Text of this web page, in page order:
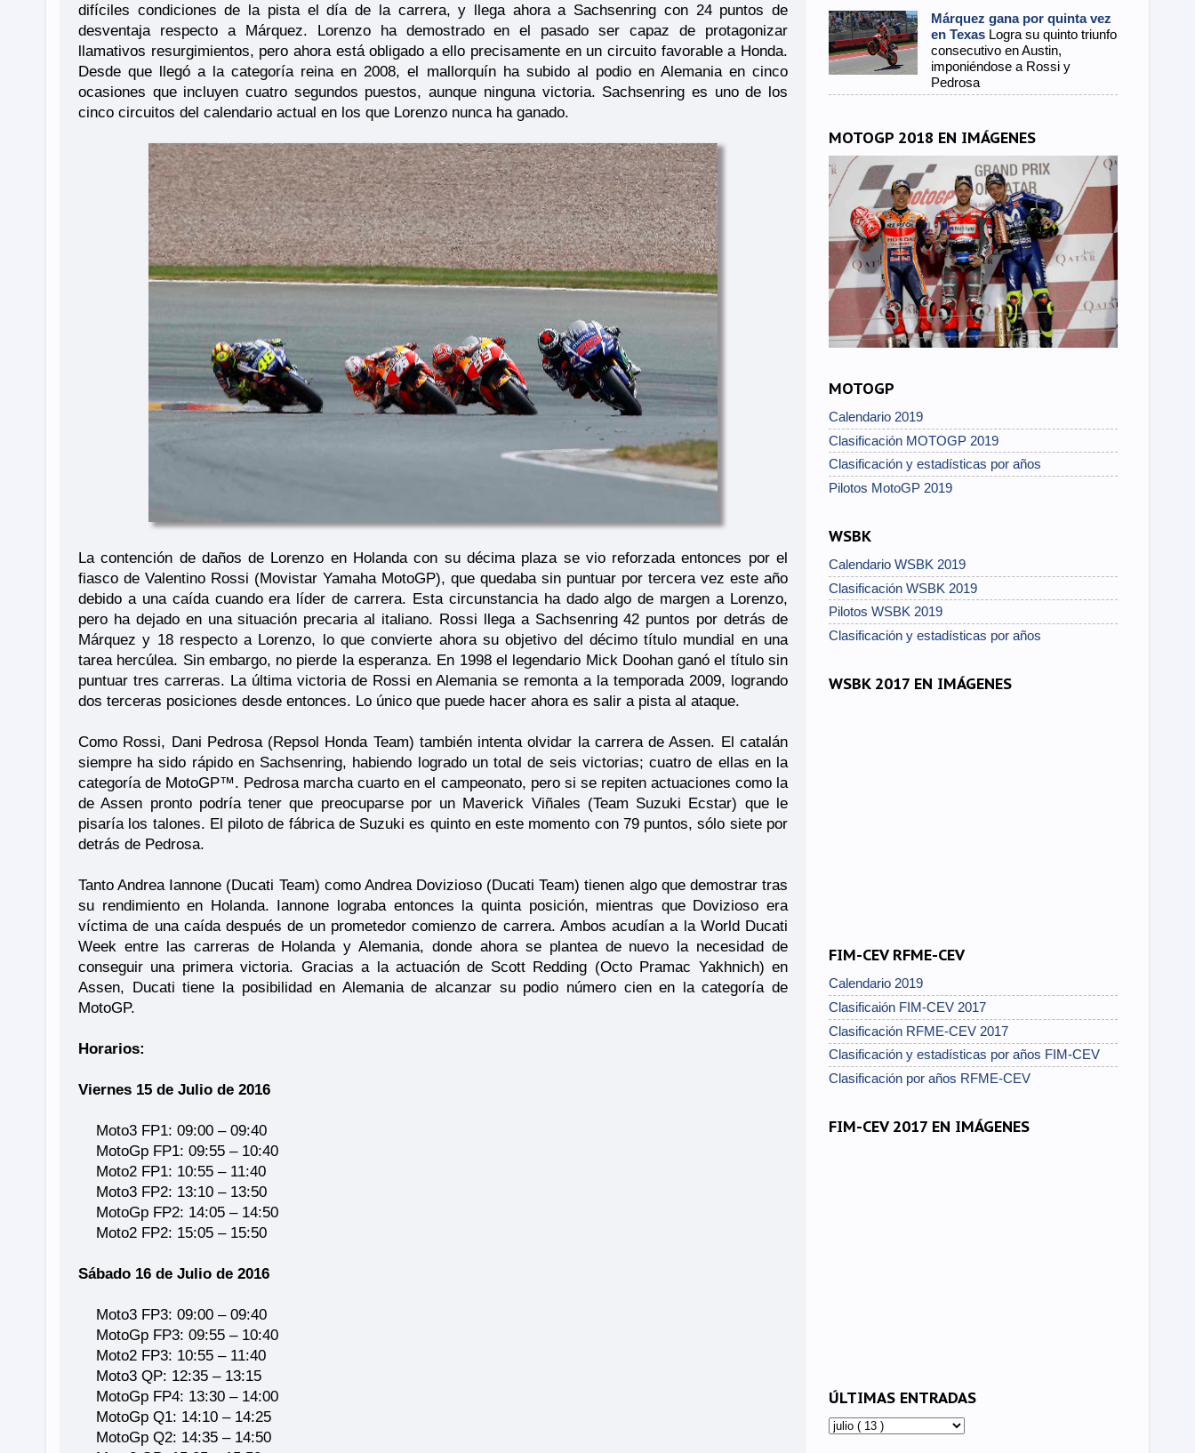
difíciles condiciones de la pista el día de la carrera, y llega ahora a Sachsenring con 24 puntos de
desventaja respecto a Márquez. Lorenzo ha demostrado en el pasado ser capaz de protagonizar
llamativos resurgimientos, pero ahora está obligado a ello precisamente en un circuito favorable a Honda.
Desde que llegó a la categoría reina en 2008, el mallorquín ha subido al podio en Alemania en cinco
ocasiones que incluyen cuatro segundos puestos, aunque ninguna victoria. Sachsenring es uno de los
cinco circuitos del calendario actual en los que Lorenzo nunca ha ganado.
La contención de daños de Lorenzo en Holanda con su décima plaza se vio reforzada entonces por el
fiasco de Valentino Rossi (Movistar Yamaha MotoGP), que quedaba sin puntuar por tercera vez este año
debido a una caída cuando era líder de carrera. Esta circunstancia ha dado algo de margen a Lorenzo,
pero ha dejado en una situación precaria al italiano. Rossi llega a Sachsenring 42 puntos por detrás de
Márquez y 18 respecto a Lorenzo, lo que convierte ahora su objetivo del décimo título mundial en una
tarea hercúlea. Sin embargo, no pierde la esperanza. En 1998 el legendario Mick Doohan ganó el título sin
puntuar tres carreras. La última victoria de Rossi en Alemania se remonta a la temporada 2009, logrando
dos terceras posiciones desde entonces. Lo único que puede hacer ahora es salir a pista al ataque.
Como Rossi, Dani Pedrosa (Repsol Honda Team) también intenta olvidar la carrera de Assen. El catalán
siempre ha sido rápido en Sachsenring, habiendo logrado un total de seis victorias; cuatro de ellas en la
categoría de MotoGP™. Pedrosa marcha cuarto en el campeonato, pero si se repiten actuaciones como la
de Assen pronto podría tener que preocuparse por un Maverick Viñales (Team Suzuki Ecstar) que le
pisaría los talones. El piloto de fábrica de Suzuki es quinto en este momento con 79 puntos, sólo siete por
detrás de Pedrosa.
Tanto Andrea Iannone (Ducati Team) como Andrea Dovizioso (Ducati Team) tienen algo que demostrar tras
su rendimiento en Holanda. Iannone lograba entonces la quinta posición, mientras que Dovizioso era
víctima de una caída después de un prometedor comienzo de carrera. Ambos acudían a la World Ducati
Week entre las carreras de Holanda y Alemania, donde ahora se plantea de nuevo la necesidad de
conseguir una primera victoria. Gracias a la actuación de Scott Redding (Octo Pramac Yakhnich) en
Assen, Ducati tiene la posibilidad en Alemania de alcanzar su podio número cien en la categoría de
MotoGP.
Horarios:
Viernes 15 de Julio de 2016
Moto3 FP1: 09:00 – 09:40
MotoGp FP1: 09:55 – 10:40
Moto2 FP1: 10:55 – 11:40
Moto3 FP2: 13:10 – 13:50
MotoGp FP2: 14:05 – 14:50
Moto2 FP2: 15:05 – 15:50
Sábado 16 de Julio de 2016
Moto3 FP3: 09:00 – 09:40
MotoGp FP3: 09:55 – 10:40
Moto2 FP3: 10:55 – 11:40
Moto3 QP: 12:35 – 13:15
MotoGp FP4: 13:30 – 14:00
MotoGp Q1: 14:10 – 14:25
MotoGp Q2: 14:35 – 14:50
Márquez gana por quinta vez
en Texas Logra su quinto triunfo
consecutivo en Austin,
imponiéndose a Rossi y
Pedrosa
MOTOGP 2018 EN IMÁGENES
MOTOGP
Calendario 2019
Clasificación MOTOGP 2019
Clasificación y estadísticas por años
Pilotos MotoGP 2019
WSBK
Calendario WSBK 2019
Clasificación WSBK 2019
Pilotos WSBK 2019
Clasificación y estadísticas por años
WSBK 2017 EN IMÁGENES
FIM-CEV RFME-CEV
Calendario 2019
Clasificaión FIM-CEV 2017
Clasificación RFME-CEV 2017
Clasificación y estadísticas por años FIM-CEV
Clasificación por años RFME-CEV
FIM-CEV 2017 EN IMÁGENES
ÚLTIMAS ENTRADAS